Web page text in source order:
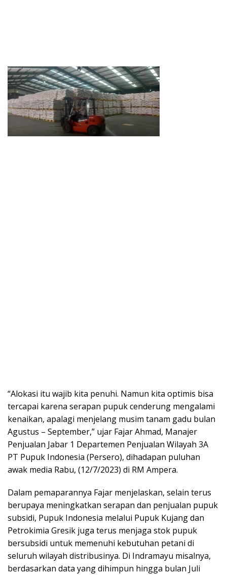
“Alokasi itu wajib kita penuhi. Namun kita optimis bisa
tercapai karena serapan pupuk cenderung mengalami
kenaikan, apalagi menjelang musim tanam gadu bulan
Agustus – September,” ujar Fajar Ahmad, Manajer
Penjualan Jabar 1 Departemen Penjualan Wilayah 3A
PT Pupuk Indonesia (Persero), dihadapan puluhan
awak media Rabu, (12/7/2023) di RM Ampera.
Dalam pemaparannya Fajar menjelaskan, selain terus
berupaya meningkatkan serapan dan penjualan pupuk
subsidi, Pupuk Indonesia melalui Pupuk Kujang dan
Petrokimia Gresik juga terus menjaga stok pupuk
bersubsidi untuk memenuhi kebutuhan petani di
seluruh wilayah distribusinya. Di Indramayu misalnya,
berdasarkan data yang dihimpun hingga bulan Juli